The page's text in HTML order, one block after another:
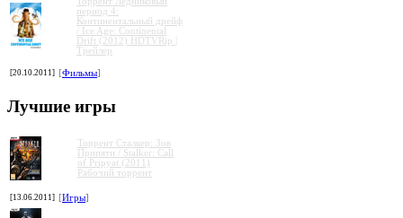
период 4:
Континентальный дрейф
/ Ice Age: Continental
Drift (2012) HDTVRip |
Трейлер
[20.10.2011] [Фильмы]
Лучшие игры
Торрент Сталкер: Зов
Припяти / Stalker: Call
of Pripyat (2011)
Рабочий торрент
[13.06.2011] [Игры]
» »